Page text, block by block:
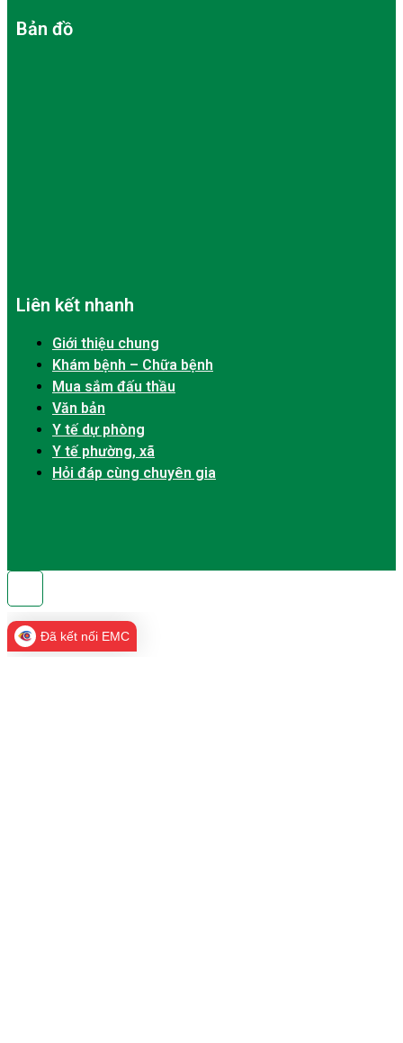
Bản đồ
Liên kết nhanh
Giới thiệu chung
Khám bệnh – Chữa bệnh
Mua sắm đấu thầu
Văn bản
Y tế dự phòng
Y tế phường, xã
Hỏi đáp cùng chuyên gia
Đã kết nối EMC